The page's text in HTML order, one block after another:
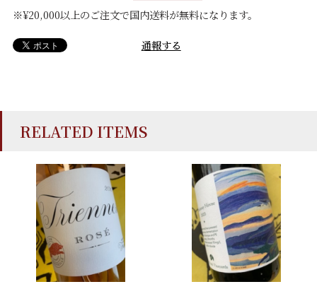
※¥20,000以上のご注文で国内送料が無料になります。
通報する
RELATED ITEMS